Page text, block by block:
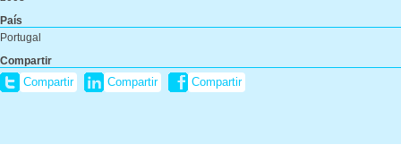
País
Portugal
Compartir
Compartir Compartir Compartir